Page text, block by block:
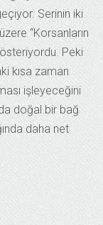
Serinin iki
“Korsanların
Peki
kısa zaman
işleyeceğini
doğal bir bağ
daha net